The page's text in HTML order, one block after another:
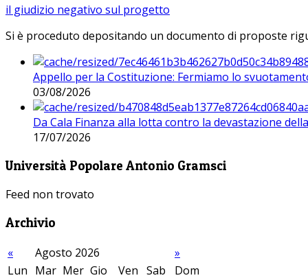
il giudizio negativo sul progetto
Si è proceduto depositando un documento di proposte
Appello per la Costituzione: Fermiamo lo
03/08/2026
Da Cala Finanza alla lotta contro la devastazione
17/07/2026
Università Popolare Antonio Gramsci
Feed non trovato
Archivio
« Agosto 2026
»
Lun Mar Mer Gio Ven Sab
Dom